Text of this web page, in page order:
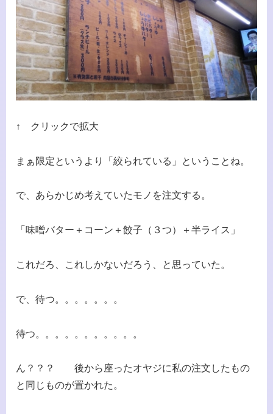
↑ クリックで拡大
まぁ限定というより「絞られている」ということね。
で、あらかじめ考えていたモノを注文する。
「味噌バター＋コーン＋餃子（３つ）＋半ライス」
これだろ、これしかないだろう、と思っていた。
で、待つ。。。。。。。
待つ。。。。。。。。。。。
ん？？？ 後から座ったオヤジに私の注文したもの
と同じものが置かれた。